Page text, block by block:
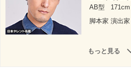
AB型
171cm
脚本家 演出
もっと見る